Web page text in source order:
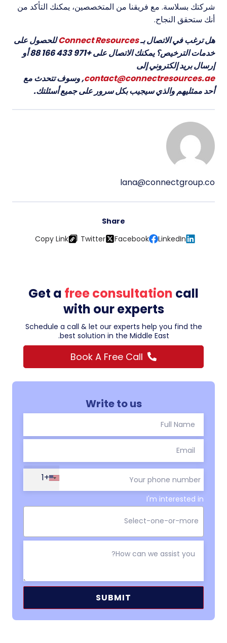
شركتك بسلاسة. مع فريقنا من المتخصصين، يمكنك التأكد من
أنك ستحقق النجاح.
هل ترغب في الاتصال بـConnect Resourcesللحصول على
خدمات الترخيص؟ يمكنك الاتصال على +971 433 166 88 أو
إرسال بريد إلكتروني إلى
contact@connectresources.ae, وسوف تتحدث مع
أحد ممثليهم والذي سيجيب بكل سرور على جميع أسئلتك.
lana@connectgroup.co
Share
LinkedIn
Facebook
Twitter
Copy Link
Get a free consultation call
with our experts
Schedule a call & let our experts help you find the
best solution in the Middle East.
Book A Free Call
Write to us
+1
I'm interested in